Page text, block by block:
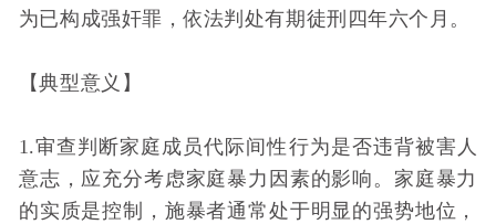
为已构成强奸罪，依法判处有期徒刑四年六个月。
【典型意义】
1.审查判断家庭成员代际间性行为是否违背被害人
意志，应充分考虑家庭暴力因素的影响。家庭暴力
的实质是控制，施暴者通常处于明显的强势地位，